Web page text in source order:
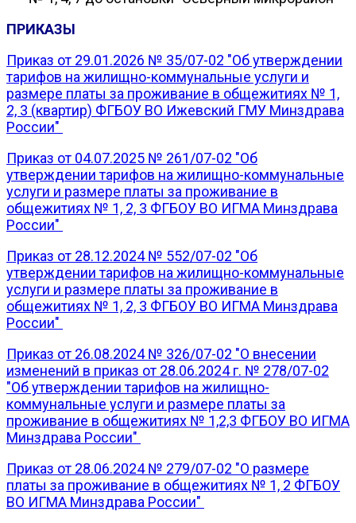
ПРИКАЗЫ
Приказ от 29.01.2026 № 35/07-02 "Об утверждении
тарифов на жилищно-коммунальные услуги и
размере платы за проживание в общежитиях № 1,
2, 3 (квартир) ФГБОУ ВО Ижевский ГМУ Минздрава
России"
Приказ от 04.07.2025 № 261/07-02 "Об
утверждении тарифов на жилищно-коммунальные
услуги и размере платы за проживание в
общежитиях № 1, 2, 3 ФГБОУ ВО ИГМА Минздрава
России"
Приказ от 28.12.2024 № 552/07-02 "Об
утверждении тарифов на жилищно-коммунальные
услуги и размере платы за проживание в
общежитиях № 1, 2, 3 ФГБОУ ВО ИГМА Минздрава
России"
Приказ от 26.08.2024 № 326/07-02 "О внесении
изменений в приказ от 28.06.2024 г. № 278/07-02
"Об утверждении тарифов на жилищно-
коммунальные услуги и размере платы за
проживание в общежитиях № 1,2,3 ФГБОУ ВО ИГМА
Минздрава России"
Приказ от 28.06.2024 № 279/07-02 "О размере
платы за проживание в общежитиях № 1, 2 ФГБОУ
ВО ИГМА Минздрава России"